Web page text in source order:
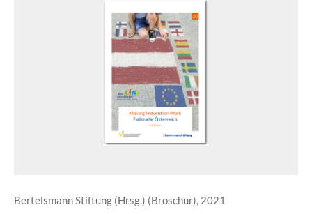
Bertelsmann Stiftung (Hrsg.) (Broschur), 2021